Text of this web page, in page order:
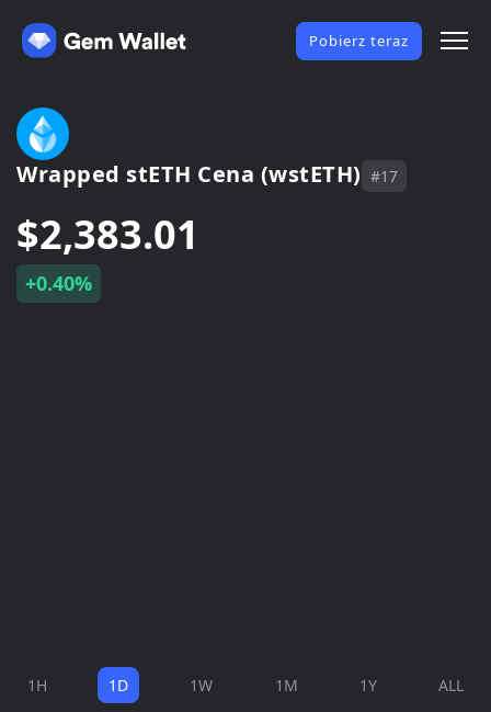
Pobierz teraz
Wrapped stETH Cena (wstETH) #17
$2,383.01
+0.40%
1H 1D 1W 1M 1Y ALL